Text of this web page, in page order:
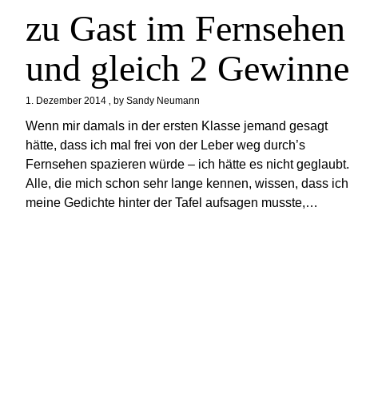
zu Gast im Fernsehen
und gleich 2 Gewinne
1. Dezember 2014 bySandy Neumann
Wenn mir damals in der ersten Klasse jemand gesagt
hätte, dass ich mal frei von der Leber weg durch’s
Fernsehen spazieren würde – ich hätte es nicht geglaubt.
Alle, die mich schon sehr lange kennen, wissen, dass ich
meine Gedichte hinter der Tafel aufsagen musste,…